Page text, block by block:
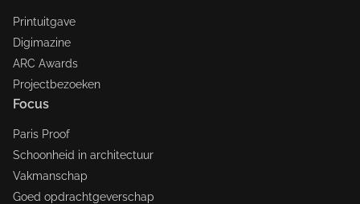
Printuitgave
Digimazine
ARC Awards
Projectbezoeken
Focus
Paris Proof
Schoonheid in architectuur
Vakmanschap
Goed opdrachtgeverschap